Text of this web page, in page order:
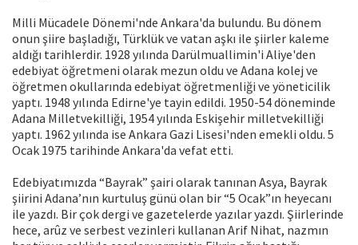
Milli Mücadele Dönemi'nde Ankara'da bulundu. Bu dönem
onun şiire başladığı, Türklük ve vatan aşkı ile şiirler kaleme
aldığı tarihlerdir. 1928 yılında Darülmuallimin'i Aliye'den
edebiyat öğretmeni olarak mezun oldu ve Adana kolej ve
öğretmen okullarında edebiyat öğretmenliği ve yöneticilik
yaptı. 1948 yılında Edirne'ye tayin edildi. 1950-54 döneminde
Adana Milletvekilliği, 1954 yılında Eskişehir milletvekilliği
yaptı. 1962 yılında ise Ankara Gazi Lisesi'nden emekli oldu. 5
Ocak 1975 tarihinde Ankara'da vefat etti.
Edebiyatımızda “Bayrak” şairi olarak tanınan Asya, Bayrak
şiirini Adana’nın kurtuluş günü olan bir “5 Ocak”ın heyecanı
ile yazdı. Bir çok dergi ve gazetelerde yazılar yazdı. Şiirlerinde
hece, arûz ve serbest vezinleri kullanan Arif Nihat, nazmın